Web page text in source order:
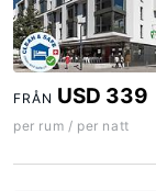
FRÅN USD 339
per rum / per natt